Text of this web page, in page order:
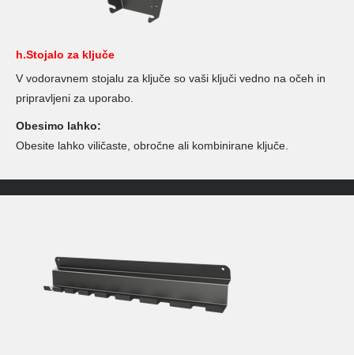
h.Stojalo za ključe
V vodoravnem stojalu za ključe so vaši ključi vedno na očeh in
pripravljeni za uporabo.
Obesimo lahko:
Obesite lahko viličaste, obročne ali kombinirane ključe.